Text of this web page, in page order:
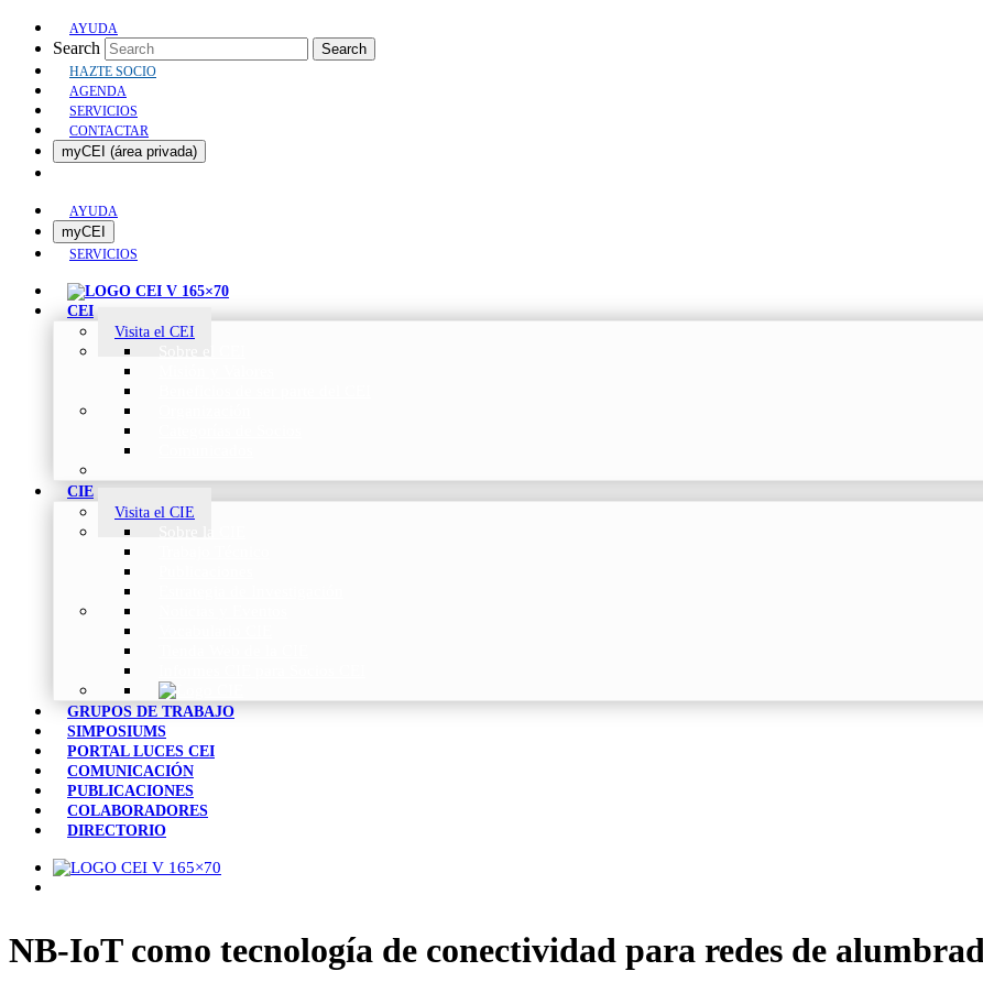
AYUDA
Search Search
HAZTE SOCIO
AGENDA
SERVICIOS
CONTACTAR
myCEI (área privada)
AYUDA
myCEI
SERVICIOS
CEI
Visita el CEI
CIE
Visita el CIE
GRUPOS DE TRABAJO
SIMPOSIUMS
PORTAL LUCES CEI
COMUNICACIÓN
PUBLICACIONES
COLABORADORES
DIRECTORIO
NB-IoT como tecnología de conectividad para redes de